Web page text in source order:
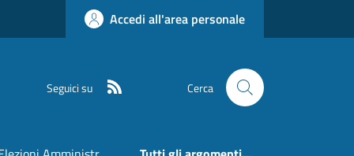
Accedi all'area personale
Seguici su Cerca